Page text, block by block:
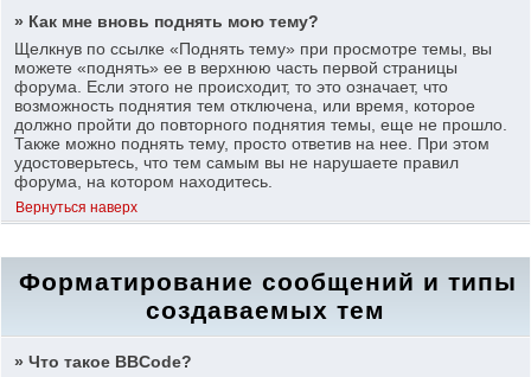
» Как мне вновь поднять мою тему?
Щелкнув по ссылке «Поднять тему» при просмотре темы, вы
можете «поднять» ее в верхнюю часть первой страницы
форума. Если этого не происходит, то это означает, что
возможность поднятия тем отключена, или время, которое
должно пройти до повторного поднятия темы, еще не прошло.
Также можно поднять тему, просто ответив на нее. При этом
удостоверьтесь, что тем самым вы не нарушаете правил
форума, на котором находитесь.
Вернуться наверх
Форматирование сообщений и типы
создаваемых тем
» Что такое BBCode?